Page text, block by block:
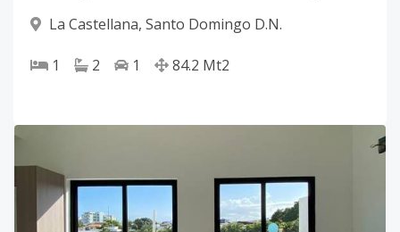
La Castellana, Santo Domingo D.N.
1 2 1 84.2 Mt2